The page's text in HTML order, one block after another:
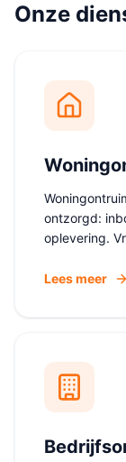
Onze
ontzorgd:
oplevering.
Lees meer